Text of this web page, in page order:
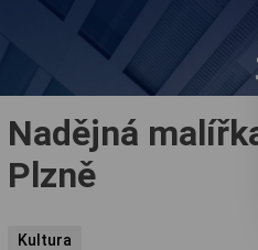
Nadějná
Plzně
Kultura